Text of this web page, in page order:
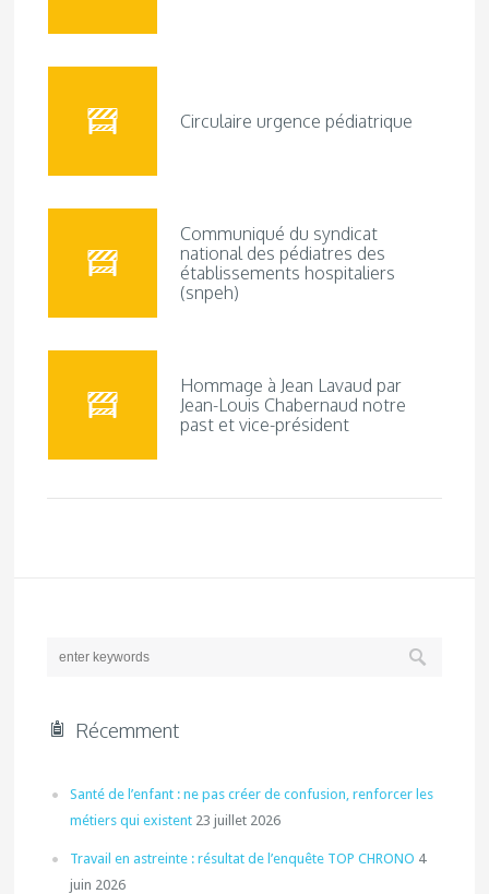
Circulaire urgence pédiatrique
Communiqué du syndicat
national des pédiatres des
établissements hospitaliers
(snpeh)
Hommage à Jean Lavaud par
Jean-Louis Chabernaud notre
past et vice-président
Récemment
Santé de l’enfant : ne pas créer de confusion, renforcer les
métiers qui existent 23 juillet 2026
Travail en astreinte : résultat de l’enquête TOP CHRONO 4
juin 2026